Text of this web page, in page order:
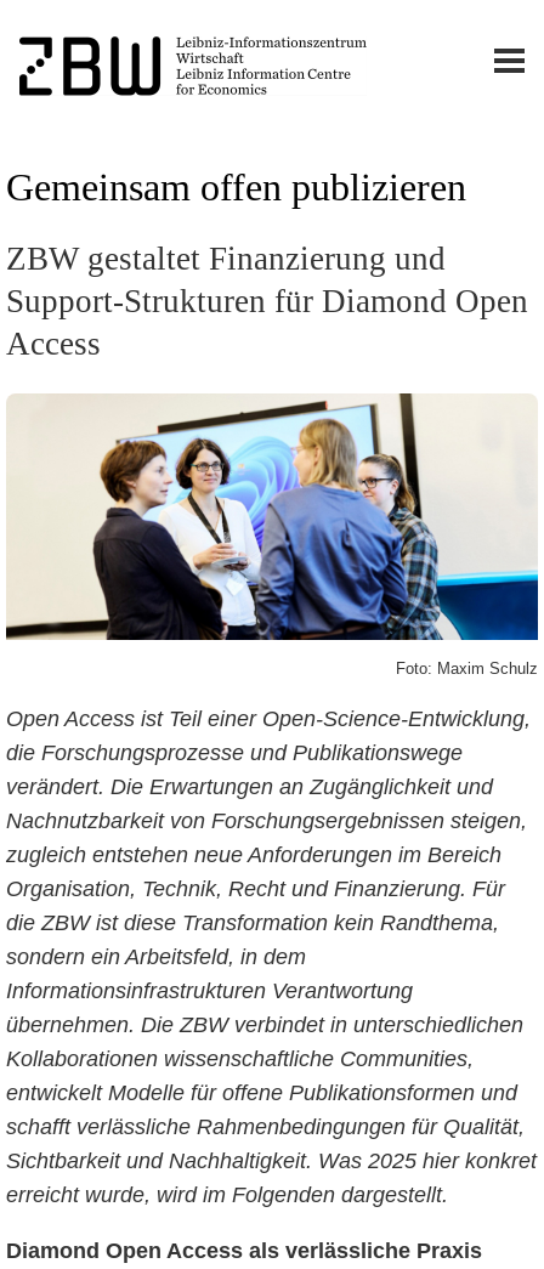
Gemeinsam offen publizieren
ZBW gestaltet Finanzierung und
Support-Strukturen für Diamond Open
Access
Foto: Maxim Schulz
Open Access ist Teil einer Open-Science-Entwicklung,
die Forschungsprozesse und Publikationswege
verändert. Die Erwartungen an Zugänglichkeit und
Nachnutzbarkeit von Forschungsergebnissen steigen,
zugleich entstehen neue Anforderungen im Bereich
Organisation, Technik, Recht und Finanzierung. Für
die ZBW ist diese Transformation kein Randthema,
sondern ein Arbeitsfeld, in dem
Informationsinfrastrukturen Verantwortung
übernehmen. Die ZBW verbindet in unterschiedlichen
Kollaborationen wissenschaftliche Communities,
entwickelt Modelle für offene Publikationsformen und
schafft verlässliche Rahmenbedingungen für Qualität,
Sichtbarkeit und Nachhaltigkeit. Was 2025 hier konkret
erreicht wurde, wird im Folgenden dargestellt.
Diamond Open Access als verlässliche Praxis